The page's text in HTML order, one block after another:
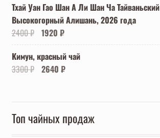
Тхай Уан Гао Шан А Ли Шан Ча Тайваньский
Высокогорный Алишань, 2026 года
2400₽ Первоначальная
цена
составляла
2400 ₽.
1920 ₽Текущая
цена:
1920 ₽.
Кимун, красный чай
3300₽ Первоначальная
2640 ₽Текущая
Топ чайных продаж